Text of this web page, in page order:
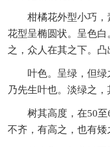
柑橘花外型小巧，
花型呈椭圆状。呈色
之，众人在其之下。凸
叶色。呈绿，但绿
乃先生叶也。淡绿之，
树其高度，在50
不齐，有高之，也有矮